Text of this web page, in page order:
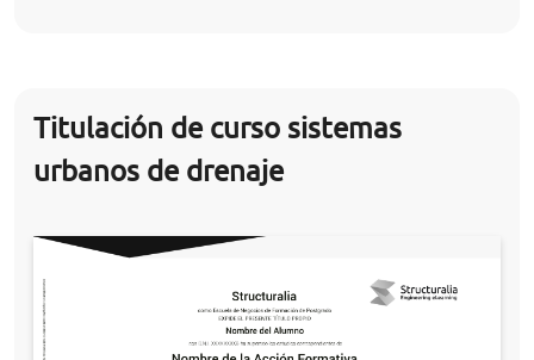
Titulación de curso sistemas
urbanos de drenaje